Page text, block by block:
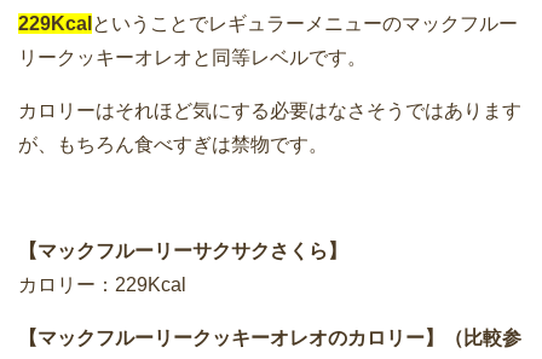
229Kcal ということでレギュラーメニューのマックフルー
リークッキーオレオと同等レベルです。
カロリーはそれほど気にする必要はなさそうではあります
が、もちろん食べすぎは禁物です。
【マックフルーリーサクサクさくら】
カロリー：229Kcal
【マックフルーリークッキーオレオのカロリー】（比較参